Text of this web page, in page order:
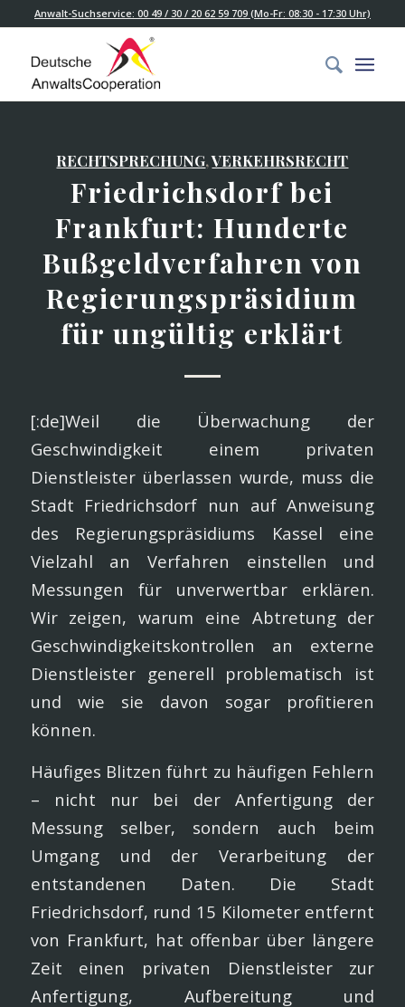
Anwalt-Suchservice: 00 49 / 30 / 20 62 59 709 (Mo-Fr: 08:30 - 17:30 Uhr)
RECHTSPRECHUNG,VERKEHRSRECHT
Friedrichsdorf bei
Frankfurt: Hunderte
Bußgeldverfahren von
Regierungspräsidium
für ungültig erklärt
[:de]Weil die Überwachung der
Geschwindigkeit einem privaten
Dienstleister überlassen wurde, muss die
Stadt Friedrichsdorf nun auf Anweisung
des Regierungspräsidiums Kassel eine
Vielzahl an Verfahren einstellen und
Messungen für unverwertbar erklären.
Wir zeigen, warum eine Abtretung der
Geschwindigkeitskontrollen an externe
Dienstleister generell problematisch ist
und wie sie davon sogar profitieren
können.
Häufiges Blitzen führt zu häufigen Fehlern
– nicht nur bei der Anfertigung der
Messung selber, sondern auch beim
Umgang und der Verarbeitung der
entstandenen Daten. Die Stadt
Friedrichsdorf, rund 15 Kilometer entfernt
von Frankfurt, hat offenbar über längere
Zeit einen privaten Dienstleister zur
Anfertigung, Aufbereitung und